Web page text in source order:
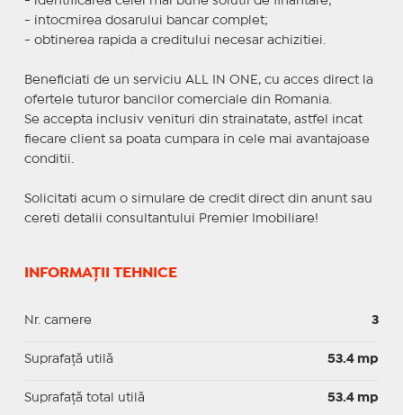
- intocmirea dosarului bancar complet;
- obtinerea rapida a creditului necesar achizitiei.
Beneficiati de un serviciu ALL IN ONE, cu acces direct la
ofertele tuturor bancilor comerciale din Romania.
Se accepta inclusiv venituri din strainatate, astfel incat
fiecare client sa poata cumpara in cele mai avantajoase
conditii.
Solicitati acum o simulare de credit direct din anunt sau
cereti detalii consultantului Premier Imobiliare!
INFORMAȚII TEHNICE
Nr. camere 3
Suprafaţă utilă 53.4 mp
Suprafaţă total utilă 53.4 mp